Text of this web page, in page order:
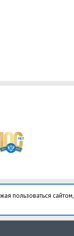
пользоваться